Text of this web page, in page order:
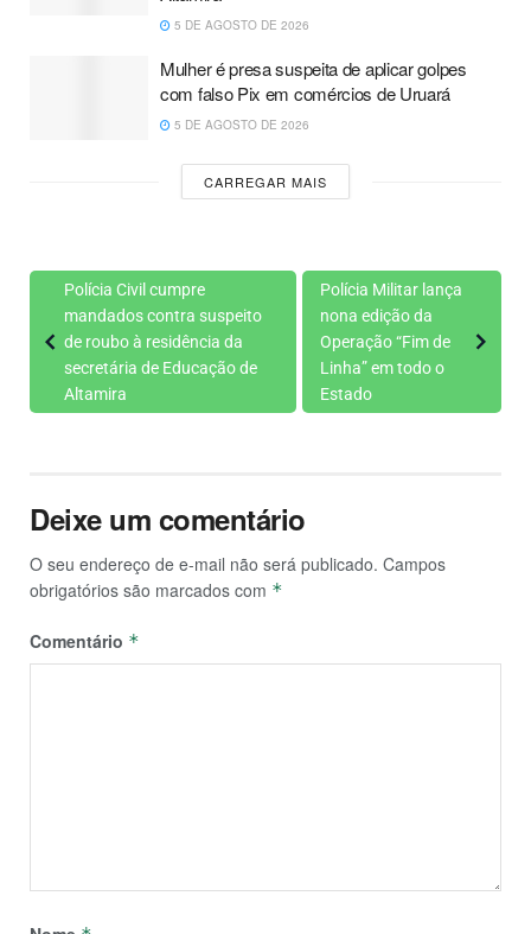
5 DE AGOSTO DE 2026
Mulher é presa suspeita de aplicar golpes
com falso Pix em comércios de Uruará
5 DE AGOSTO DE 2026
CARREGAR MAIS
Polícia Civil cumpre
mandados contra suspeito
de roubo à residência da
secretária de Educação de
Altamira
Polícia Militar lança
nona edição da
Operação “Fim de
Linha” em todo o
Estado
Deixe um comentário
O seu endereço de e-mail não será publicado. Campos
obrigatórios são marcados com *
Comentário *